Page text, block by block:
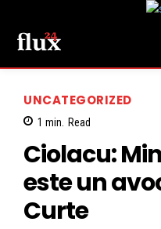
UNCATEGORIZED
1 min. Read
Ciolacu:
este un
Curte